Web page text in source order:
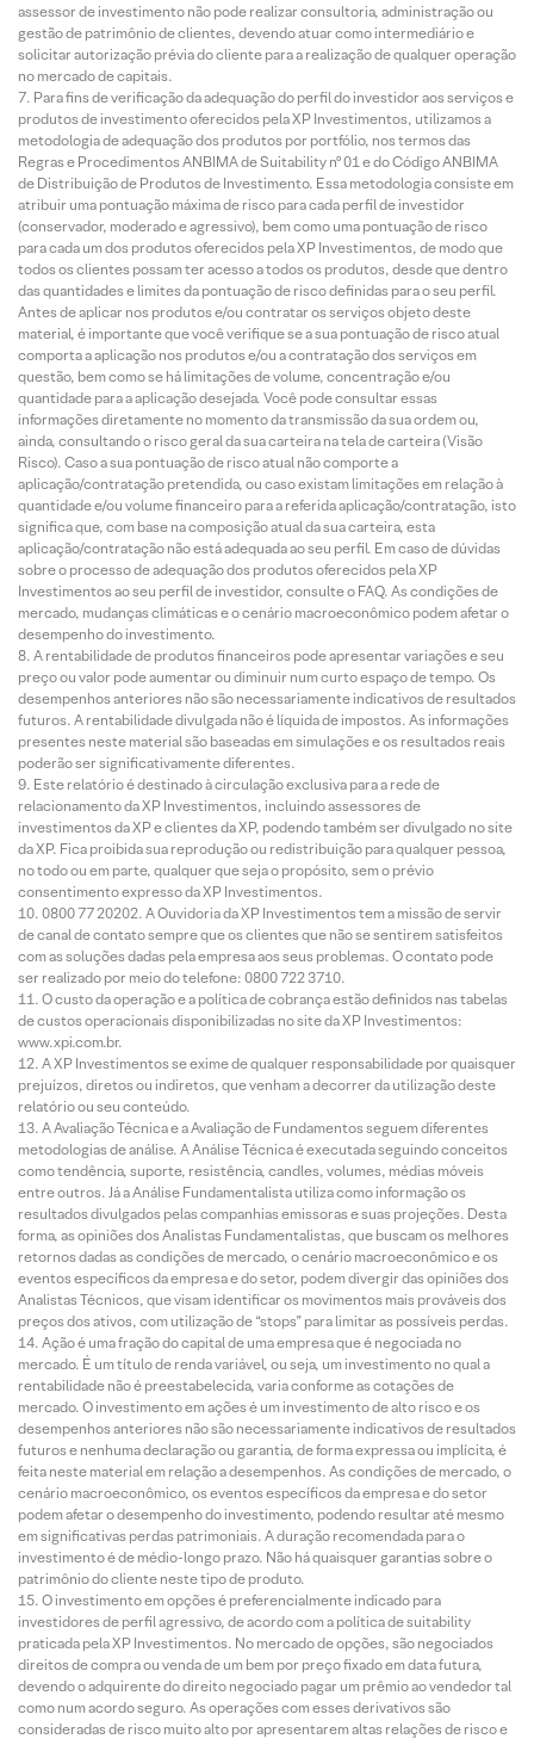
assessor de investimento não pode realizar consultoria, administração ou
gestão de patrimônio de clientes, devendo atuar como intermediário e
solicitar autorização prévia do cliente para a realização de qualquer operação
no mercado de capitais.
Para fins de verificação da adequação do perfil do investidor aos serviços e
produtos de investimento oferecidos pela XP Investimentos, utilizamos a
metodologia de adequação dos produtos por portfólio, nos termos das
Regras e Procedimentos ANBIMA de Suitability nº 01 e do Código ANBIMA
de Distribuição de Produtos de Investimento. Essa metodologia consiste em
atribuir uma pontuação máxima de risco para cada perfil de investidor
(conservador, moderado e agressivo), bem como uma pontuação de risco
para cada um dos produtos oferecidos pela XP Investimentos, de modo que
todos os clientes possam ter acesso a todos os produtos, desde que dentro
das quantidades e limites da pontuação de risco definidas para o seu perfil.
Antes de aplicar nos produtos e/ou contratar os serviços objeto deste
material, é importante que você verifique se a sua pontuação de risco atual
comporta a aplicação nos produtos e/ou a contratação dos serviços em
questão, bem como se há limitações de volume, concentração e/ou
quantidade para a aplicação desejada. Você pode consultar essas
informações diretamente no momento da transmissão da sua ordem ou,
ainda, consultando o risco geral da sua carteira na tela de carteira (Visão
Risco). Caso a sua pontuação de risco atual não comporte a
aplicação/contratação pretendida, ou caso existam limitações em relação à
quantidade e/ou volume financeiro para a referida aplicação/contratação, isto
significa que, com base na composição atual da sua carteira, esta
aplicação/contratação não está adequada ao seu perfil. Em caso de dúvidas
sobre o processo de adequação dos produtos oferecidos pela XP
Investimentos ao seu perfil de investidor, consulte o FAQ. As condições de
mercado, mudanças climáticas e o cenário macroeconômico podem afetar o
desempenho do investimento.
A rentabilidade de produtos financeiros pode apresentar variações e seu
preço ou valor pode aumentar ou diminuir num curto espaço de tempo. Os
desempenhos anteriores não são necessariamente indicativos de resultados
futuros. A rentabilidade divulgada não é líquida de impostos. As informações
presentes neste material são baseadas em simulações e os resultados reais
poderão ser significativamente diferentes.
Este relatório é destinado à circulação exclusiva para a rede de
relacionamento da XP Investimentos, incluindo assessores de
investimentos da XP e clientes da XP, podendo também ser divulgado no site
da XP. Fica proibida sua reprodução ou redistribuição para qualquer pessoa,
no todo ou em parte, qualquer que seja o propósito, sem o prévio
consentimento expresso da XP Investimentos.
0800 77 20202. A Ouvidoria da XP Investimentos tem a missão de servir
de canal de contato sempre que os clientes que não se sentirem satisfeitos
com as soluções dadas pela empresa aos seus problemas. O contato pode
ser realizado por meio do telefone: 0800 722 3710.
O custo da operação e a política de cobrança estão definidos nas tabelas
de custos operacionais disponibilizadas no site da XP Investimentos:
www.xpi.com.br.
A XP Investimentos se exime de qualquer responsabilidade por quaisquer
prejuízos, diretos ou indiretos, que venham a decorrer da utilização deste
relatório ou seu conteúdo.
A Avaliação Técnica e a Avaliação de Fundamentos seguem diferentes
metodologias de análise. A Análise Técnica é executada seguindo conceitos
como tendência, suporte, resistência, candles, volumes, médias móveis
entre outros. Já a Análise Fundamentalista utiliza como informação os
resultados divulgados pelas companhias emissoras e suas projeções. Desta
forma, as opiniões dos Analistas Fundamentalistas, que buscam os melhores
retornos dadas as condições de mercado, o cenário macroeconômico e os
eventos específicos da empresa e do setor, podem divergir das opiniões dos
Analistas Técnicos, que visam identificar os movimentos mais prováveis dos
preços dos ativos, com utilização de “stops” para limitar as possíveis perdas.
Ação é uma fração do capital de uma empresa que é negociada no
mercado. É um título de renda variável, ou seja, um investimento no qual a
rentabilidade não é preestabelecida, varia conforme as cotações de
mercado. O investimento em ações é um investimento de alto risco e os
desempenhos anteriores não são necessariamente indicativos de resultados
futuros e nenhuma declaração ou garantia, de forma expressa ou implícita, é
feita neste material em relação a desempenhos. As condições de mercado, o
cenário macroeconômico, os eventos específicos da empresa e do setor
podem afetar o desempenho do investimento, podendo resultar até mesmo
em significativas perdas patrimoniais. A duração recomendada para o
investimento é de médio-longo prazo. Não há quaisquer garantias sobre o
patrimônio do cliente neste tipo de produto.
O investimento em opções é preferencialmente indicado para
investidores de perfil agressivo, de acordo com a política de suitability
praticada pela XP Investimentos. No mercado de opções, são negociados
direitos de compra ou venda de um bem por preço fixado em data futura,
devendo o adquirente do direito negociado pagar um prêmio ao vendedor tal
como num acordo seguro. As operações com esses derivativos são
consideradas de risco muito alto por apresentarem altas relações de risco e